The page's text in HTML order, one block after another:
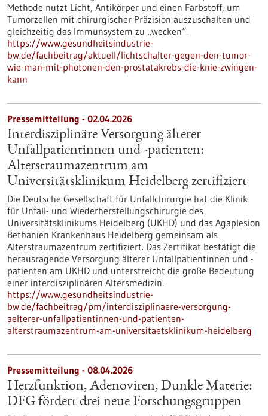
Methode nutzt Licht, Antikörper und einen Farbstoff, um
Tumorzellen mit chirurgischer Präzision auszuschalten und
gleichzeitig das Immunsystem zu „wecken“.
https://www.gesundheitsindustrie-
bw.de/fachbeitrag/aktuell/lichtschalter-gegen-den-tumor-
wie-man-mit-photonen-den-prostatakrebs-die-knie-zwingen-
kann
Pressemitteilung - 02.04.2026
Interdisziplinäre Versorgung älterer
Unfallpatientinnen und -patienten:
Alterstraumazentrum am
Universitätsklinikum Heidelberg zertifiziert
Die Deutsche Gesellschaft für Unfallchirurgie hat die Klinik
für Unfall- und Wiederherstellungschirurgie des
Universitätsklinikums Heidelberg (UKHD) und das Agaplesion
Bethanien Krankenhaus Heidelberg gemeinsam als
Alterstraumazentrum zertifiziert. Das Zertifikat bestätigt die
herausragende Versorgung älterer Unfallpatientinnen und -
patienten am UKHD und unterstreicht die große Bedeutung
einer interdisziplinären Altersmedizin.
https://www.gesundheitsindustrie-
bw.de/fachbeitrag/pm/interdisziplinaere-versorgung-
aelterer-unfallpatientinnen-und-patienten-
alterstraumazentrum-am-universitaetsklinikum-heidelberg
Pressemitteilung - 08.04.2026
Herzfunktion, Adenoviren, Dunkle Materie:
DFG fördert drei neue Forschungsgruppen